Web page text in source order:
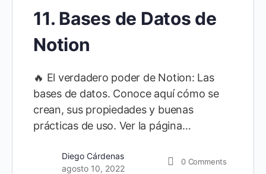
11. Bases de Datos de
Notion
🔥 El verdadero poder de Notion: Las
bases de datos. Conoce aquí cómo se
crean, sus propiedades y buenas
prácticas de uso. Ver la página…
Diego Cárdenas
agosto 10, 2022
0 Comments